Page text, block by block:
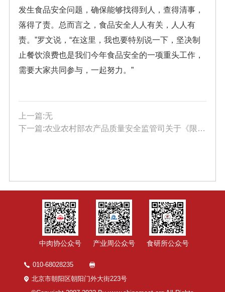
发生食品安全问题，确保能够找得到人，查得清事，
落得了责。总而言之，食品安全人人有关，人人有
责。”罗文说，“在这里，我也要特别说一下，坚决制
止餐饮浪费也是我们今年食品安全的一项重头工作，
需要大家共同参与，一起努力。”
上一篇:无
下一篇:农业农村部农产品质量安全监管司关于《限制商品过度包装要求食用农产品（征求意见稿）》公开征求意见的通知
中肉协公众号 产业周公众号 食研所公众号
010-68028235
北京市朝阳区朝阳门外大街223号